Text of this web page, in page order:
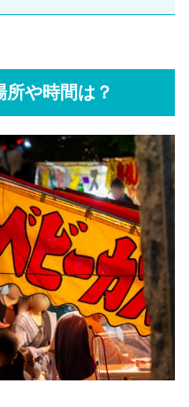
や時間は？